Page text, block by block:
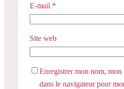
E-mail *
Site web
Enregistrer mon nom, mon
dans le navigateur pour